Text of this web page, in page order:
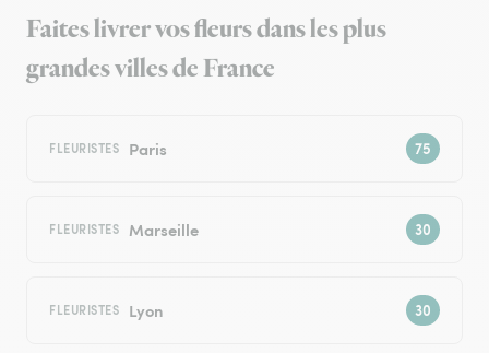
Faites livrer vos fleurs dans les plus
grandes villes de France
FLEURISTES Paris
FLEURISTES Marseille
FLEURISTES Lyon